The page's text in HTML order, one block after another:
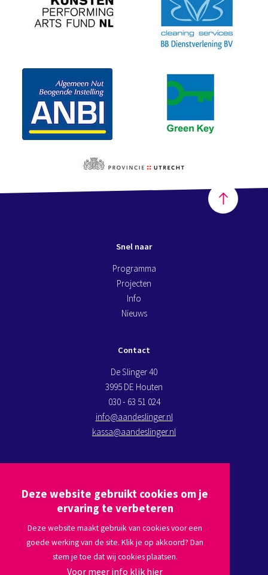
Deze website gebruikt cookies om je
ervaring te verbeteren
Deze website maakt gebruik van cookies voor een
goede werking van de site. Klik je op akkoord? Dan
stem je toe dat wij cookies plaatsen.
Voor meer info klik hier
Snel naar
Programma
Projecten
Info
Nieuws
Contact
De Slinger 40
3995 DE Houten
030 - 63 51 024
info@aandeslinger.nl
kassa@aandeslinger.nl
Plan een route via Google maps
Volg ons